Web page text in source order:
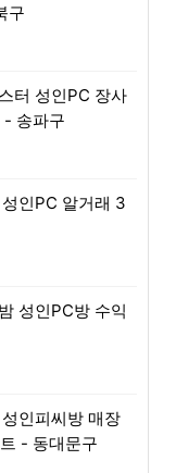
구
터 성인PC 장사
- 송파구
인PC 알거래 3
성인PC방 수익
인피씨방 매장
- 동대문구